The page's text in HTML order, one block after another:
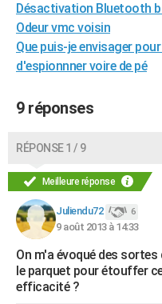
Désactivation Bluetooth
Odeur vmc voisin
Que puis-je envisager
d'espionnner voire de pé
9 réponses
RÉPONSE 1 / 9
Meilleure réponse
Juliendu72 6
9 août 2013 à 14:33
On m'a évoqué des
le parquet pour étouffer
efficacité ?